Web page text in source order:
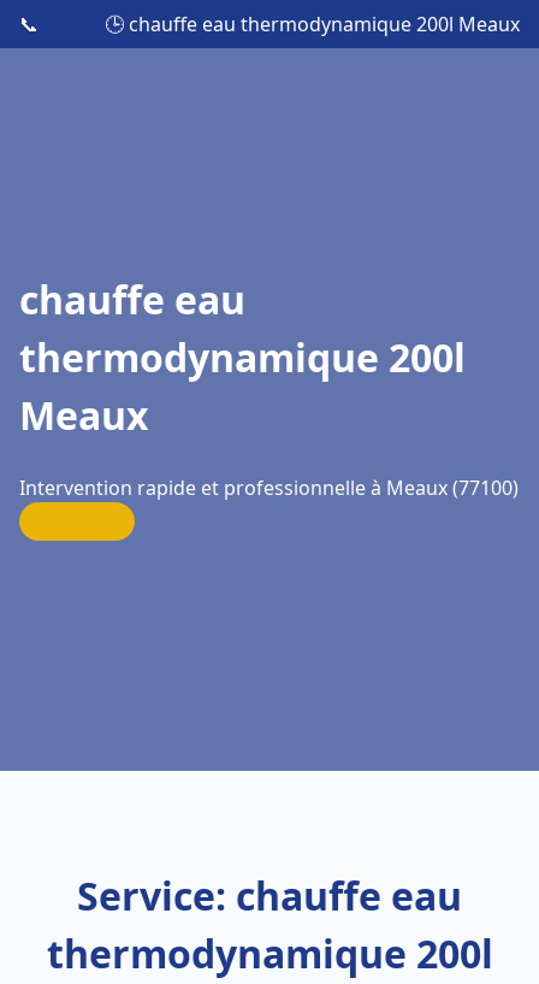
📞 🕒 chauffe eau thermodynamique 200l Meaux
chauffe eau
thermodynamique 200l
Meaux
Intervention rapide et professionnelle à Meaux (77100)
Service: chauffe eau
thermodynamique 200l